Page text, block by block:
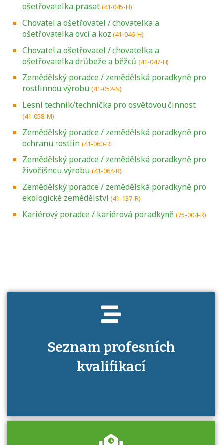
ošetřovatelka prasat (41-045-H)
Chovatel a ošetřovatel / chovatelka a
ošetřovatelka ovcí a koz (41-046-H)
Chovatel a ošetřovatel / chovatelka a
ošetřovatelka drůbeže a běžců (41-047-H)
Zemědělský poradce / zemědělská poradkyně pro
rostlinnou výrobu (41-052-N)
Lesní technik/technička pro osvětovou činnost
(41-058-M)
Zemědělský poradce / zemědělská poradkyně pro
ochranu rostlin (41-060-R)
Zemědělský poradce / zemědělská poradkyně pro
živočišnou výrobu (41-064-R)
Zemědělský poradce / zemědělská poradkyně pro
ekologické zemědělství (41-137-R)
Kariérový poradce / kariérová poradkyně (75-004-R)
Seznam profesních
kvalifikací
Projděte si seznam profesních kvalifikací.